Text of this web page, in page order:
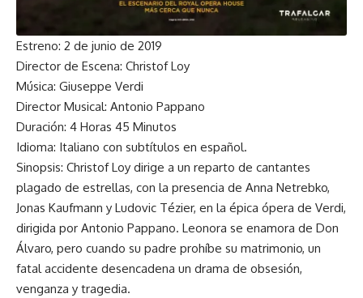
Estreno: 2 de junio de 2019
Director de Escena: Christof Loy
Música: Giuseppe Verdi
Director Musical: Antonio Pappano
Duración: 4 Horas 45 Minutos
Idioma: Italiano con subtítulos en español.
Sinopsis: Christof Loy dirige a un reparto de cantantes
plagado de estrellas, con la presencia de Anna Netrebko,
Jonas Kaufmann y Ludovic Tézier, en la épica ópera de Verdi,
dirigida por Antonio Pappano. Leonora se enamora de Don
Álvaro, pero cuando su padre prohíbe su matrimonio, un
fatal accidente desencadena un drama de obsesión,
venganza y tragedia.